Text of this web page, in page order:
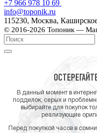
+7 966 978 10 69
info@toponik.ru
115230, Москва,
© 2016-2026 Топоник —
В данный момент в
подделок, серых и
выбирайте для покупок
реализующие
Перед покупкой часов в